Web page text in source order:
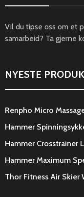
Vil du tipse oss om et
samarbeid? Ta gjerne
NYESTE
Renpho Micro
Hammer
Hammer Crosstrainer
Hammer Maximum
Thor Fitness Air Skier